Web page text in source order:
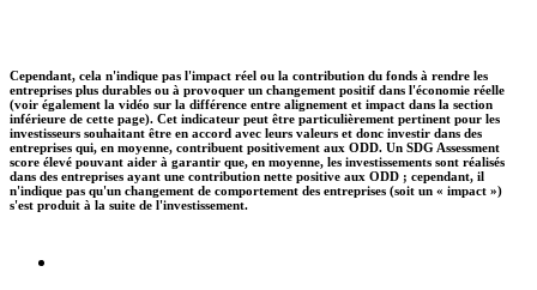
Cependant, cela n'indique pas l'impact réel ou la contribution du fonds à rendre les
entreprises plus durables ou à provoquer un changement positif dans l'économie réelle
(voir également la vidéo sur la différence entre alignement et impact dans la section
inférieure de cette page). Cet indicateur peut être particulièrement pertinent pour les
investisseurs souhaitant être en accord avec leurs valeurs et donc investir dans des
entreprises qui, en moyenne, contribuent positivement aux ODD. Un SDG Assessment
score élevé pouvant aider à garantir que, en moyenne, les investissements sont réalisés
dans des entreprises ayant une contribution nette positive aux ODD ; cependant, il
n'indique pas qu'un changement de comportement des entreprises (soit un « impact »)
s'est produit à la suite de l'investissement.